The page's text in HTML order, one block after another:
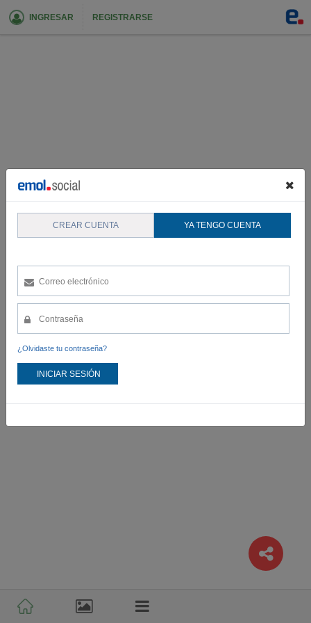
CREAR CUENTA YA TENGO CUENTA
¿Olvidaste tu contraseña?
INICIAR SESIÓN
INGRESAR REGISTRARSE